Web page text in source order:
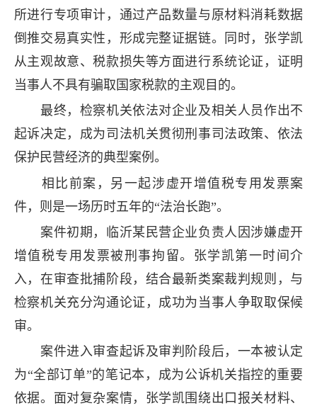
所进行专项审计，通过产品数量与原材料消耗数据
倒推交易真实性，形成完整证据链。同时，张学凯
从主观故意、税款损失等方面进行系统论证，证明
当事人不具有骗取国家税款的主观目的。
最终，检察机关依法对企业及相关人员作出不
起诉决定，成为司法机关贯彻刑事司法政策、依法
保护民营经济的典型案例。
相比前案，另一起涉虚开增值税专用发票案
件，则是一场历时五年的“法治长跑”。
案件初期，临沂某民营企业负责人因涉嫌虚开
增值税专用发票被刑事拘留。张学凯第一时间介
入，在审查批捕阶段，结合最新类案裁判规则，与
检察机关充分沟通论证，成功为当事人争取取保候
审。
案件进入审查起诉及审判阶段后，一本被认定
为“全部订单”的笔记本，成为公诉机关指控的重要
依据。面对复杂案情，张学凯围绕出口报关材料、